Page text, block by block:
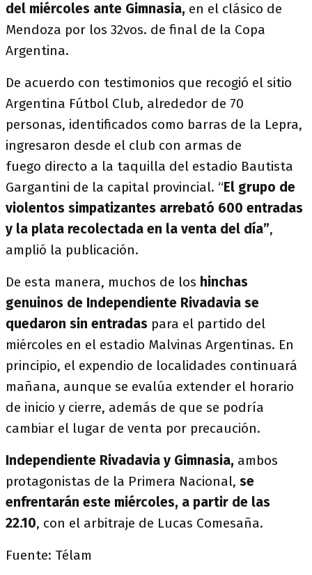
del miércoles ante Gimnasia, en el clásico de
Mendoza por los 32vos. de final de la Copa
Argentina.
De acuerdo con testimonios que recogió el sitio
Argentina Fútbol Club, alrededor de 70
personas, identificados como barras de la Lepra,
ingresaron desde el club con armas de
fuego directo a la taquilla del estadio Bautista
Gargantini de la capital provincial. “El grupo de
violentos simpatizantes arrebató 600 entradas
y la plata recolectada en la venta del día”,
amplió la publicación.
De esta manera, muchos de los hinchas
genuinos de Independiente Rivadavia se
quedaron sin entradas para el partido del
miércoles en el estadio Malvinas Argentinas. En
principio, el expendio de localidades continuará
mañana, aunque se evalúa extender el horario
de inicio y cierre, además de que se podría
cambiar el lugar de venta por precaución.
Independiente Rivadavia y Gimnasia, ambos
protagonistas de la Primera Nacional, se
enfrentarán este miércoles, a partir de las
22.10, con el arbitraje de Lucas Comesaña.
Fuente: Télam